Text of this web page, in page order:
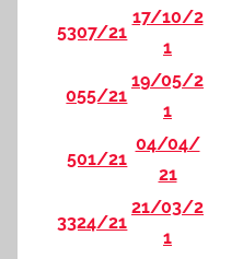
5307/21
17/10/2
1
055/21
19/05/2
1
501/21
04/04/
21
3324/21
21/03/2
1